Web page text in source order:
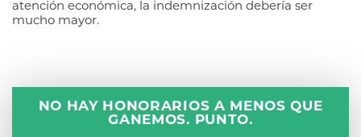
atención económica, la indemnización debería ser
mucho mayor.
NO HAY HONORARIOS A MENOS QUE
GANEMOS. PUNTO.